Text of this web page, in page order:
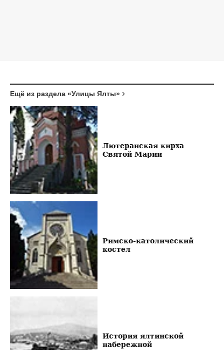
Ещё из раздела «Улицы Ялты»
Лютеранская кирха
Святой Марии
Римско-католический
костел
История ялтинской
набережной